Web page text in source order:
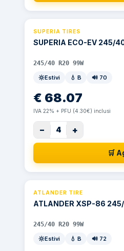
SUPERIA TIRES
SUPERIA ECO-EV 245/
245/40 R20 99W
Estivi
💧 B 🔊 70
€ 68.07
IVA 22% + PFU (4.30€) inclusi
− 4 +
🛒
ATLANDER TIRE
ATLANDER XSP-86
245/40 R20 99W
Estivi
💧 B 🔊 72